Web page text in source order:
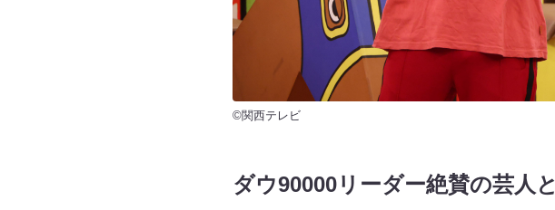
©関西テレビ
ダウ90000リーダー絶賛の芸人